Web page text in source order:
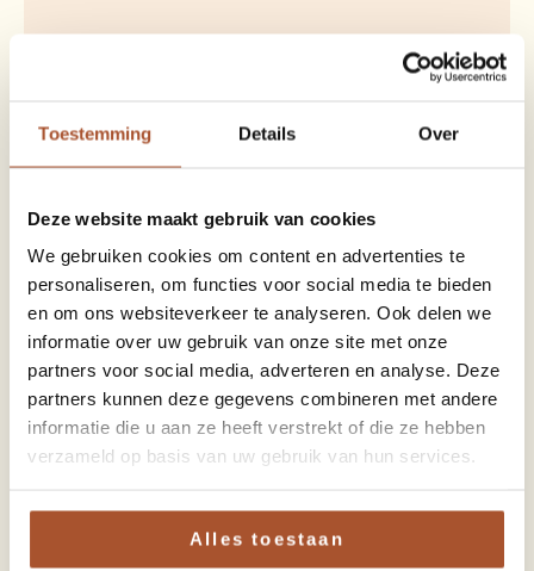
Toestemming Details Over
Deze website maakt gebruik van cookies
We gebruiken cookies om content en advertenties te
personaliseren, om functies voor social media te bieden
en om ons websiteverkeer te analyseren. Ook delen we
informatie over uw gebruik van onze site met onze
partners voor social media, adverteren en analyse. Deze
partners kunnen deze gegevens combineren met andere
informatie die u aan ze heeft verstrekt of die ze hebben
verzameld op basis van uw gebruik van hun services.
Alles toestaan
Lees meer →
BLOG